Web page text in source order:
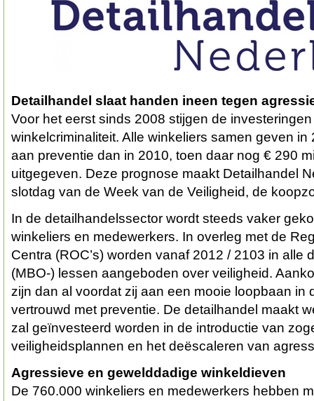
Detailhandel slaat handen ineen tegen
Voor het eerst sinds 2008 stijgen de
winkelcriminaliteit. Alle winkeliers samen geven in
aan preventie dan in 2010, toen daar nog € 290
uitgegeven. Deze prognose maakt Detailhandel
slotdag van de Week van de Veiligheid, de
In de detailhandelssector wordt steeds vaker
winkeliers en medewerkers. In overleg met de
Centra (ROC’s) worden vanaf 2012 / 2103 in alle
(MBO-) lessen aangeboden over veiligheid.
zijn dan al voordat zij aan een mooie loopbaan in
vertrouwd met preventie. De detailhandel maakt
zal geïnvesteerd worden in de introductie van
veiligheidsplannen en het deëscaleren van
Agressieve en gewelddadige winkeldieven
De 760.000 winkeliers en medewerkers hebben